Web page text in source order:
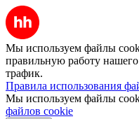
Мы используем файлы
правильную работу нашего
трафик.
Правила использования
Мы используем файлы
файлов cookie